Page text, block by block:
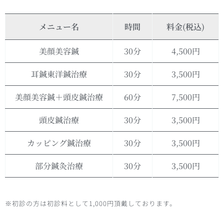
メニュー名 時間 料金(税込)
美顔美容鍼 30分
4,500円
耳鍼東洋鍼治療
30分
3,500円
美顔美容鍼＋頭皮鍼治療
60分
7,500円
頭皮鍼治療
30分
3,500円
カッピング鍼治療
30分
3,500円
部分鍼灸治療
30分 3,500円
※初診の方は初診料として1,000円頂戴しております。